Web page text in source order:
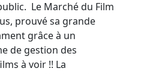
Le Marché du Film
prouvé sa grande
grâce à un
de gestion des
à voir !! La